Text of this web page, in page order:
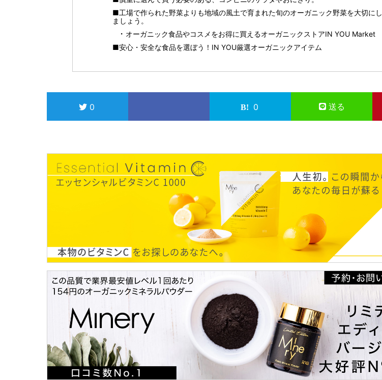
■工場で作られた野菜よりも地域の風土で育まれた旬のオーガニック野菜を大切にし
ましょう。
オーガニック食品やコスメをお得に買えるオーガニックストアIN YOU Market
■安心・安全な食品を選ぼう！IN YOU厳選オーガニックアイテム
0 0 送る